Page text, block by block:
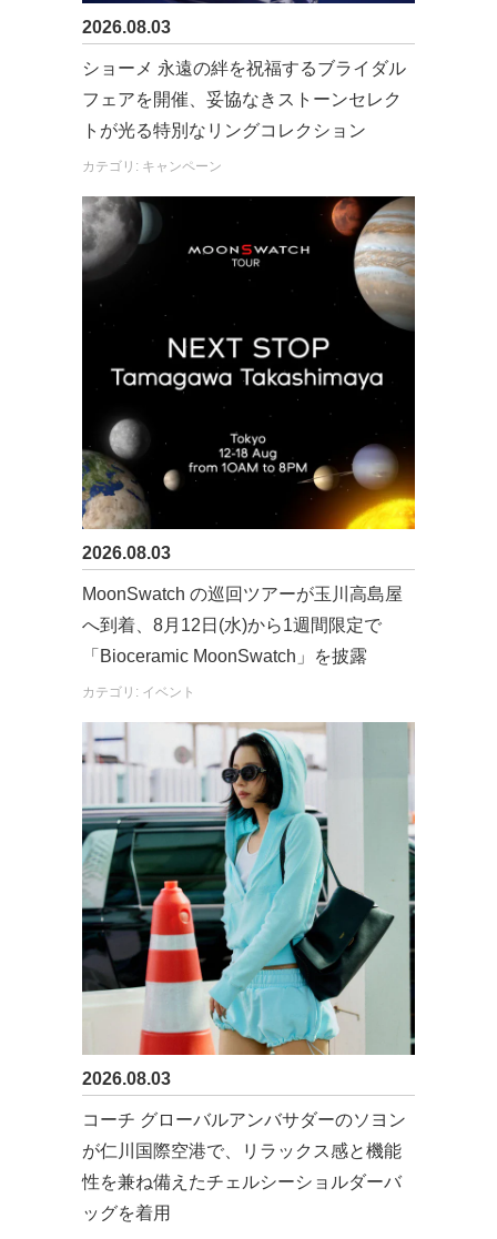
2026.08.03
ショーメ 永遠の絆を祝福するブライダル
フェアを開催、妥協なきストーンセレク
トが光る特別なリングコレクション
カテゴリ: キャンペーン
2026.08.03
MoonSwatch の巡回ツアーが玉川高島屋
へ到着、8月12日(水)から1週間限定で
「Bioceramic MoonSwatch」を披露
カテゴリ: イベント
2026.08.03
コーチ グローバルアンバサダーのソヨン
が仁川国際空港で、リラックス感と機能
性を兼ね備えたチェルシーショルダーバ
ッグを着用